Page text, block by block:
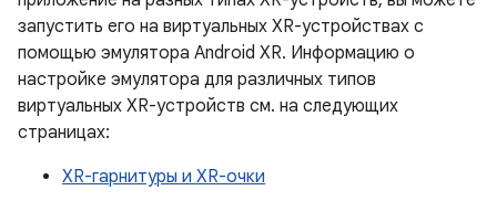
запустить его на виртуальных XR-устройствах с
помощью эмулятора Android XR. Информацию о
настройке эмулятора для различных типов
виртуальных XR-устройств см. на следующих
страницах:
XR-гарнитуры и XR-очки